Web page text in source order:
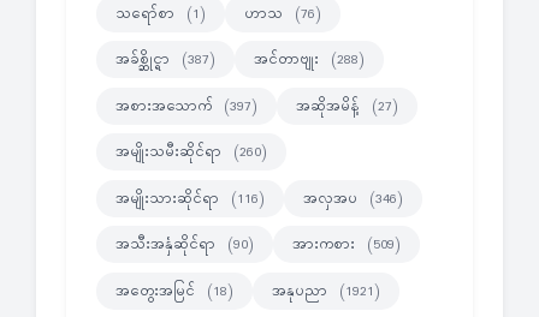
သရော်စာ (1) ဟာသ (76)
အခ်စ္ဆိုင္ရာ (387) အင်တာဗျုး (288)
အစားအသောက် (397) အဆိုအမိန့် (27)
အမျိုးသမီးဆိုင်ရာ (260)
အမျိုးသားဆိုင်ရာ (116) အလှအပ (346)
အသီးအနှံဆိုင်ရာ (90) အားကစား (509)
အတွေးအမြင် (18) အနုပညာ (1921)